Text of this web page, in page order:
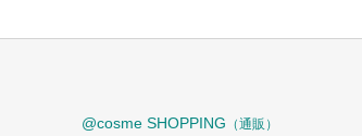
@cosme SHOPPING （通販）